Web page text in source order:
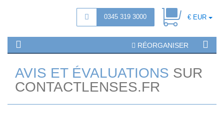
0345 319 3000 € EUR
RÉORGANISER
AVIS ET ÉVALUATIONS SUR
CONTACTLENSES.FR